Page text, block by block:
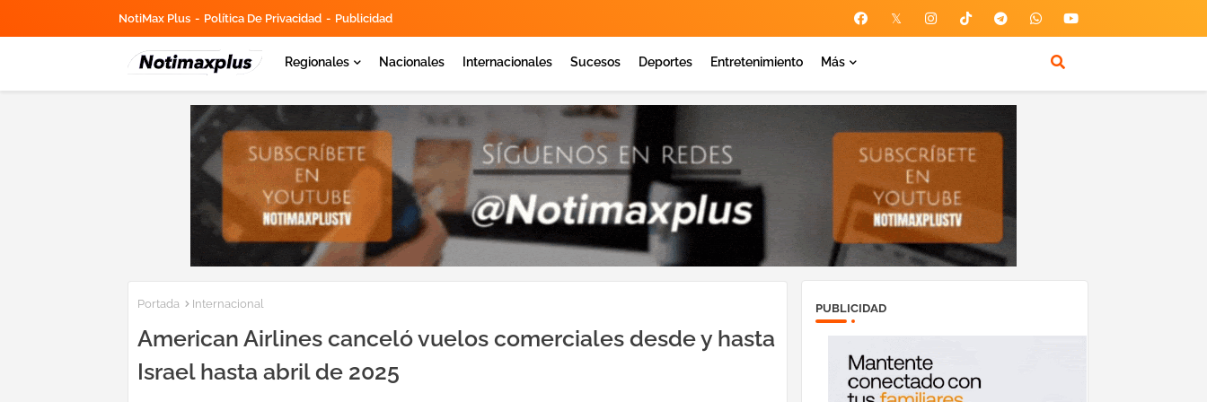
NotiMax Plus Política De Privacidad Publicidad
Regionales Nacionales Internacionales Sucesos Deportes Entretenimiento Más
Portada Internacional
American Airlines canceló vuelos comerciales desde y hasta
Israel hasta abril de 2025
PUBLICIDAD